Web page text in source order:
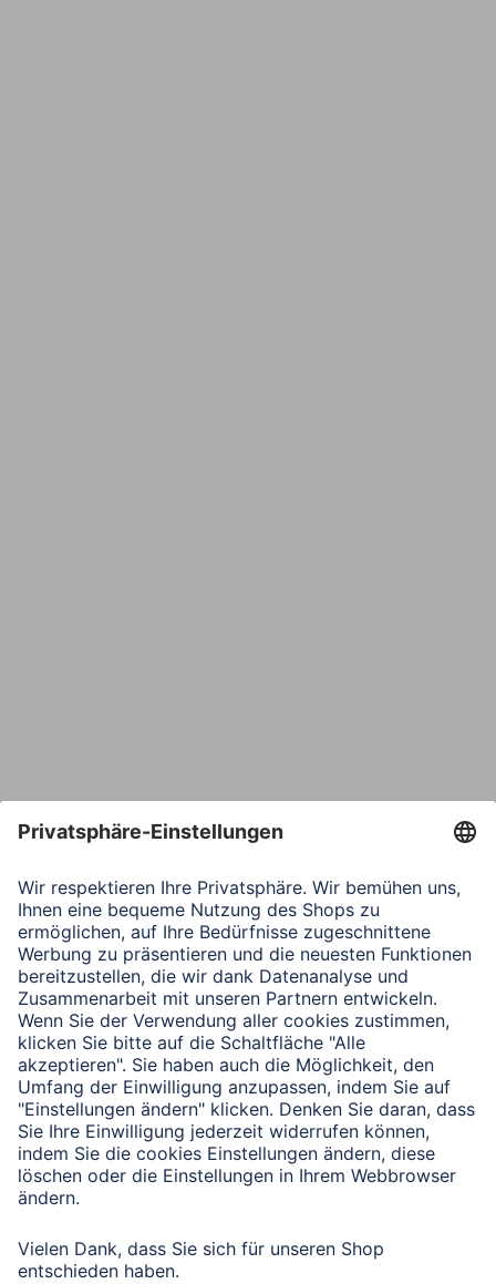
Verbleibende Zeichen: 1000/ 1000
Senden
Mit Absenden des Formulars bestätigen Sie, dass Sie unsere
Datenschutzbestimmungen zur Formulardatenverarbeitung zur
Datenschutz